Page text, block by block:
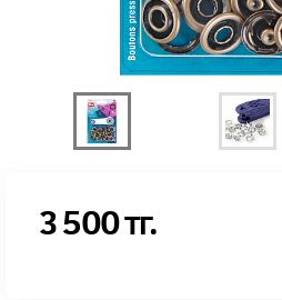
3 500тг.